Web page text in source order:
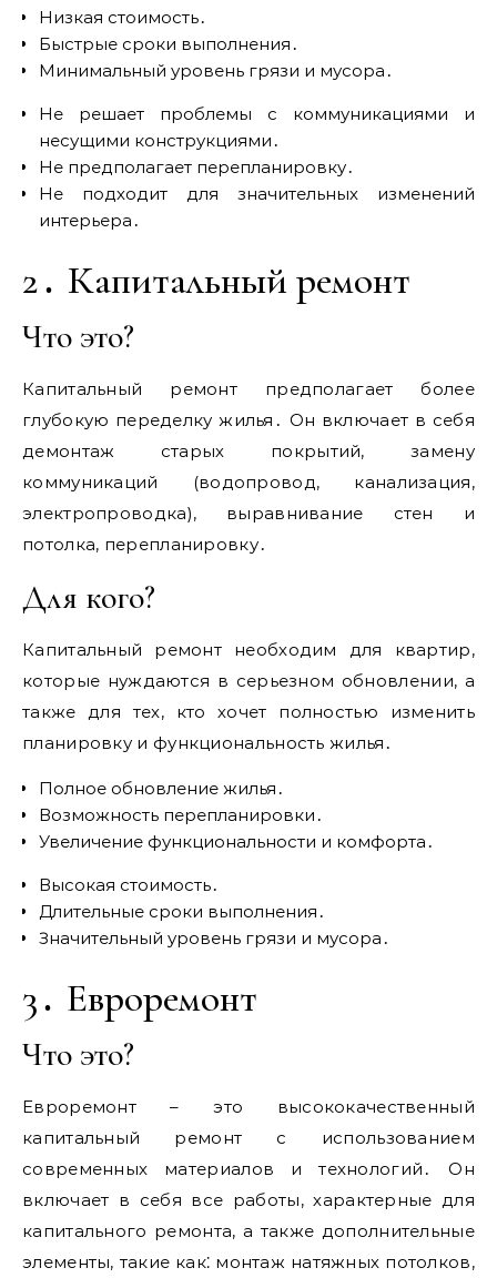
Низкая стоимость․
Быстрые сроки выполнения․
Минимальный уровень грязи и мусора․
Не решает проблемы с коммуникациями и
несущими конструкциями․
Не предполагает перепланировку․
Не подходит для значительных изменений
интерьера․
2․ Капитальный ремонт
Что это?
Капитальный ремонт предполагает более
глубокую переделку жилья․ Он включает в себя
демонтаж старых покрытий, замену
коммуникаций (водопровод, канализация,
электропроводка), выравнивание стен и
потолка, перепланировку․
Для кого?
Капитальный ремонт необходим для квартир,
которые нуждаются в серьезном обновлении, а
также для тех, кто хочет полностью изменить
планировку и функциональность жилья․
Полное обновление жилья․
Возможность перепланировки․
Увеличение функциональности и комфорта․
Высокая стоимость․
Длительные сроки выполнения․
Значительный уровень грязи и мусора․
3․ Евроремонт
Что это?
Евроремонт – это высококачественный
капитальный ремонт с использованием
современных материалов и технологий․ Он
включает в себя все работы, характерные для
капитального ремонта, а также дополнительные
элементы, такие как⁚ монтаж натяжных потолков,